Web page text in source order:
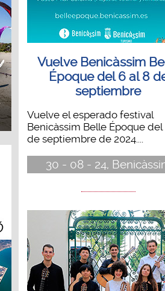
Vuelve Benicàssim
Époque del 6 al 8
septiembre
Vuelve el esperado festival
Benicàssim Belle Époque del
de septiembre de 2024....
30 - 08 - 24,